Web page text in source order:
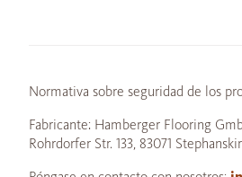
Normativa sobre seguridad de los
Fabricante: Hamberger Flooring
Rohrdorfer Str. 133, 83071